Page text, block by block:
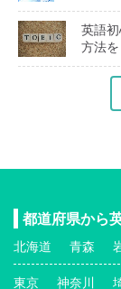
英語
方法を
都道府県から
北海道 青森
東京 神奈川